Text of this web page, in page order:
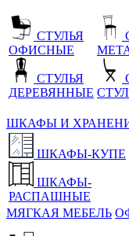
СТУЛЬЯ
ОФИСНЫЕ
СТУЛЬЯ
ДЕРЕВЯННЫЕ
ШКАФЫ И
ШКАФЫ-КУПЕ
ШКАФЫ-
РАСПАШНЫЕ
МЯГКАЯ МЕБЕЛЬ